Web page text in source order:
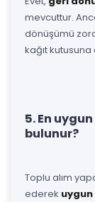
mevcuttur.
dönüşümü
kağıt kutusuna
5. En
bulunur?
Toplu alım
ederek